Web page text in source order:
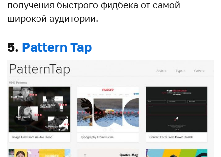
получения быстрого фидбека от самой
широкой аудитории.
5. Pattern Tap